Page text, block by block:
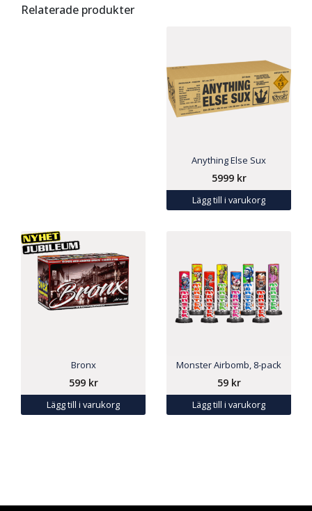
Relaterade produkter
Anything Else Sux
5999 kr
Lägg till i varukorg
Bronx
599 kr
Lägg till i varukorg
Monster Airbomb, 8-pack
59 kr
Lägg till i varukorg